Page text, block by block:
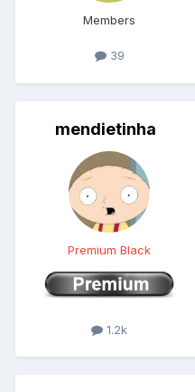
Members
39
mendietinha
Premium Black
1.2k